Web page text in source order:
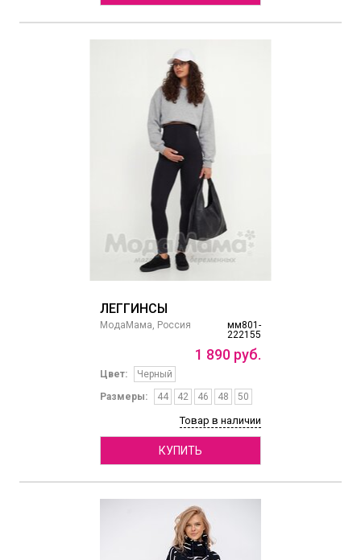
ЛЕГГИНСЫ
мм801-
222155
МодаМама, Россия
1 890 руб.
Цвет:
Черный
Размеры:
44 42 46 48 50
Товар в наличии
КУПИТЬ